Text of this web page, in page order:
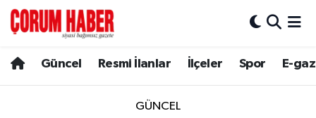
Güncel Resmi İlanlar İlçeler Spor E-
GÜNCEL
Spor
Hava Durumu